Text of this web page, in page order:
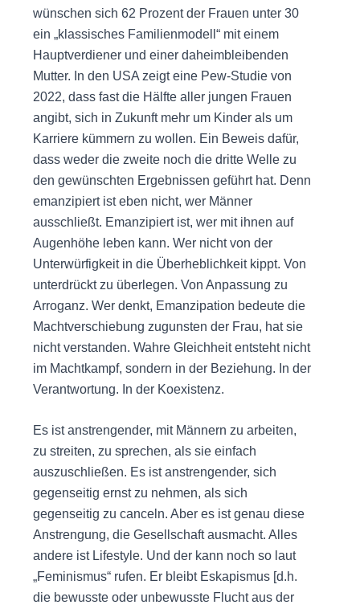
wünschen sich 62 Prozent der Frauen unter 30
ein „klassisches Familienmodell“ mit einem
Hauptverdiener und einer daheimbleibenden
Mutter. In den USA zeigt eine Pew-Studie von
2022, dass fast die Hälfte aller jungen Frauen
angibt, sich in Zukunft mehr um Kinder als um
Karriere kümmern zu wollen. Ein Beweis dafür,
dass weder die zweite noch die dritte Welle zu
den gewünschten Ergebnissen geführt hat. Denn
emanzipiert ist eben nicht, wer Männer
ausschließt. Emanzipiert ist, wer mit ihnen auf
Augenhöhe leben kann. Wer nicht von der
Unterwürfigkeit in die Überheblichkeit kippt. Von
unterdrückt zu überlegen. Von Anpassung zu
Arroganz. Wer denkt, Emanzipation bedeute die
Machtverschiebung zugunsten der Frau, hat sie
nicht verstanden. Wahre Gleichheit entsteht nicht
im Machtkampf, sondern in der Beziehung. In der
Verantwortung. In der Koexistenz.
Es ist anstrengender, mit Männern zu arbeiten,
zu streiten, zu sprechen, als sie einfach
auszuschließen. Es ist anstrengender, sich
gegenseitig ernst zu nehmen, als sich
gegenseitig zu canceln. Aber es ist genau diese
Anstrengung, die Gesellschaft ausmacht. Alles
andere ist Lifestyle. Und der kann noch so laut
„Feminismus“ rufen. Er bleibt Eskapismus [d.h.
die bewusste oder unbewusste Flucht aus der